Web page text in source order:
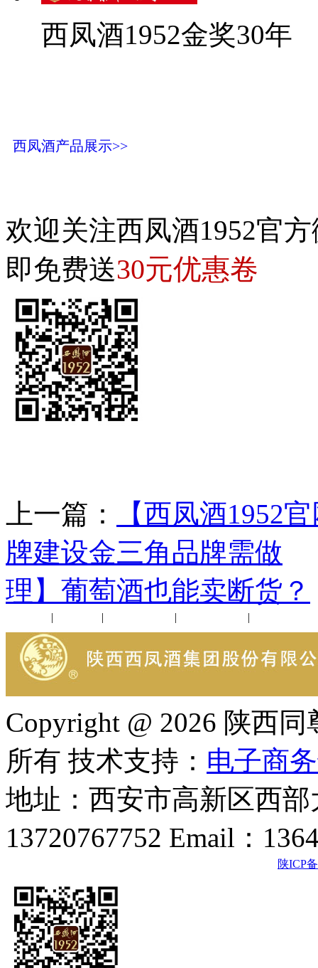
西凤酒1952金奖30年
西凤酒产品展示>>
欢迎关注西凤酒1952官
即免费送30元优惠卷
上一篇：
【西凤酒1952
牌建设金三角品牌需做
理】葡萄酒也能卖断货？
| | | |
Copyright @ 2026 陕西
所有 技术支持： 电子商
地址：西安市高新区西
13720767752 Email：
陕ICP